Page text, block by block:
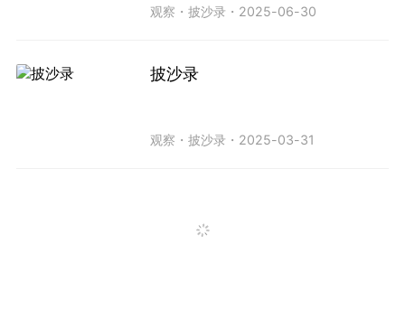
观察 ・披沙录 ・ 2025-06-30
披沙录
观察 ・披沙录 ・ 2025-03-31